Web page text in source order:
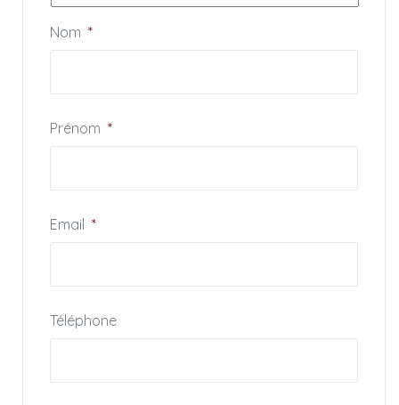
Nom *
Prénom *
Email *
Téléphone